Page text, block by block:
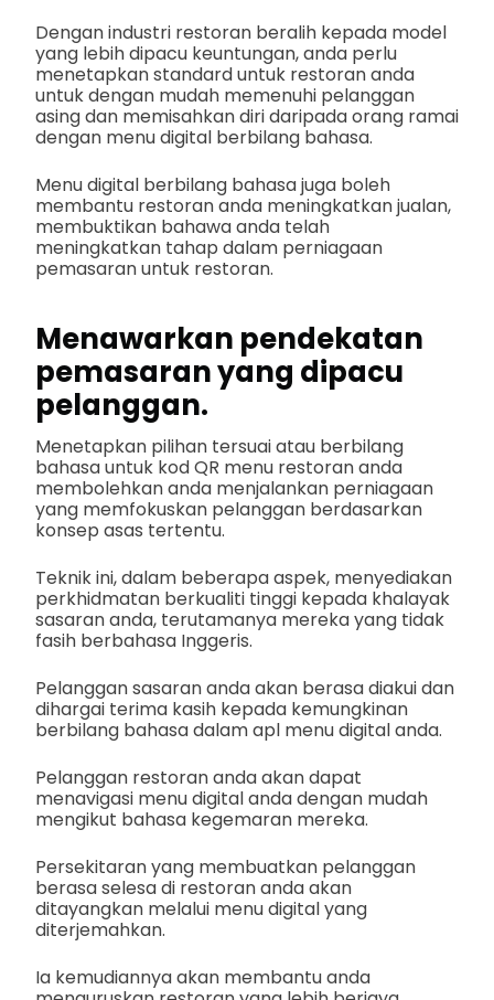
Dengan industri restoran beralih kepada model
yang lebih dipacu keuntungan, anda perlu
menetapkan standard untuk restoran anda
untuk dengan mudah memenuhi pelanggan
asing dan memisahkan diri daripada orang ramai
dengan menu digital berbilang bahasa.
Menu digital berbilang bahasa juga boleh
membantu restoran anda meningkatkan jualan,
membuktikan bahawa anda telah
meningkatkan tahap dalam perniagaan
pemasaran untuk restoran.
Menawarkan pendekatan
pemasaran yang dipacu
pelanggan.
Menetapkan pilihan tersuai atau berbilang
bahasa untuk kod QR menu restoran anda
membolehkan anda menjalankan perniagaan
yang memfokuskan pelanggan berdasarkan
konsep asas tertentu.
Teknik ini, dalam beberapa aspek, menyediakan
perkhidmatan berkualiti tinggi kepada khalayak
sasaran anda, terutamanya mereka yang tidak
fasih berbahasa Inggeris.
Pelanggan sasaran anda akan berasa diakui dan
dihargai terima kasih kepada kemungkinan
berbilang bahasa dalam apl menu digital anda.
Pelanggan restoran anda akan dapat
menavigasi menu digital anda dengan mudah
mengikut bahasa kegemaran mereka.
Persekitaran yang membuatkan pelanggan
berasa selesa di restoran anda akan
ditayangkan melalui menu digital yang
diterjemahkan.
Ia kemudiannya akan membantu anda